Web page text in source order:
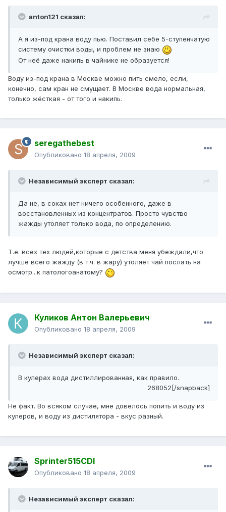
anton121 сказал:
А я из-под крана воду пью. Поставил себе 5-ступенчатую
систему очистки воды, и проблем не знаю
От неё даже накипь в чайнике не образуется!
Воду из-под крана в Москве можно пить смело, если,
конечно, сам кран не смущает. В Москве вода нормальная,
только жёсткая - от того и накипь.
seregathebest
Опубликовано 18 апреля, 2009
Независимый эксперт сказал:
Да не, в соках нет ничего особенного, даже в
восстановленных из концентратов. Просто чувство
жажды утоляет только вода, по определению.
Т.е. всех тех людей,которые с детства меня убеждали,что
лучше всего жажду (в т.ч. в жару) утоляет чай послать на
осмотр...к патологоанатому?
Куликов Антон Валерьевич
Опубликовано 18 апреля, 2009
Независимый эксперт сказал:
В кулерах вода дистиллированная, как правило.
268052[/snapback]
Не факт. Во всяком случае, мне довелось попить и воду из
кулеров, и воду из дистилятора - вкус разный.
Sprinter515CDI
Опубликовано 18 апреля, 2009
Независимый эксперт сказал: